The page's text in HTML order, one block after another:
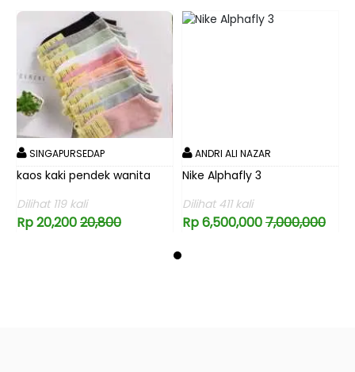
SINGAPURSEDAP
kaos kaki pendek wanita
Dilihat 119 kali
Rp 20,20020,800
ANDRI ALI NAZAR
Nike Alphafly 3
Dilihat 411 kali
Rp 6,500,0007,000,000